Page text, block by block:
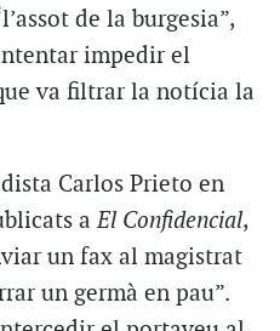
de la burgesia”,
impedir el
va filtrar la notícia la
Carlos Prieto en
aEl Confidencial,
un fax al magistrat
un germà en pau”.